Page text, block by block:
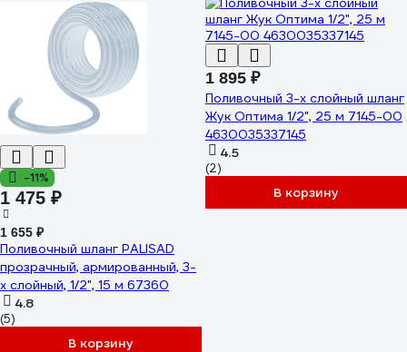
-11%
1 475 ₽
1 655 ₽
Поливочный шланг PALISAD
прозрачный, армированный, 3-
х слойный, 1/2", 15 м 67360
4.8
(5)
В корзину
1 895 ₽
Поливочный 3-х слойный шланг
Жук Оптима 1/2", 25 м 7145-00
4630035337145
4.5
(2)
В корзину